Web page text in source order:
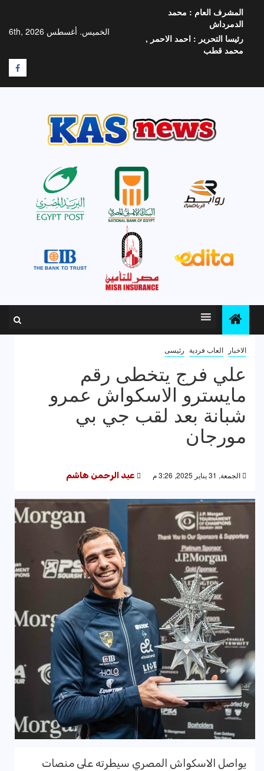
المحتوى
الخميس. أغسطس 6th, 2026
المشرف العام : محمد
الدمرداش
رئيسا التحرير : احمد الاحمر ,
محمد قطب
F
الاخبار العاب فردية رئيسى
علي فرج يتخطى رقم
مايسترو الاسكواش عمرو
شبانة بعد لقب جي بي
مورجان
الجمعة, 31 يناير 2025, 3:26 م عبد الرحمن هاشم
يواصل الاسكواش المصري سيطرته على منصات